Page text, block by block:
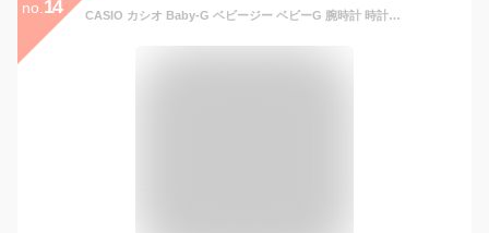
no. 14 CASIO カシオ Baby-G ベビージー ベビーG 腕時計 時計 レディース アナログ デジタル アナデジ ベーシックモデル 防水 カジュアル アウトドア スポーツ グリーン 緑 ブラック 黒 BGA-230S-3Aプレゼント ギフト 1年保証 送料無料